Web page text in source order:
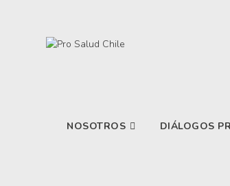
NOSOTROS DIÁLOGOS